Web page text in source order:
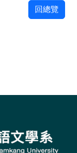
回總覽